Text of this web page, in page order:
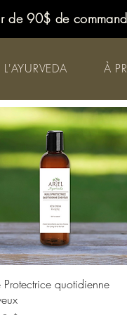
de 90$ de
L'AYURVEDA À
Aperçu rapide
Protectrice quotidienne